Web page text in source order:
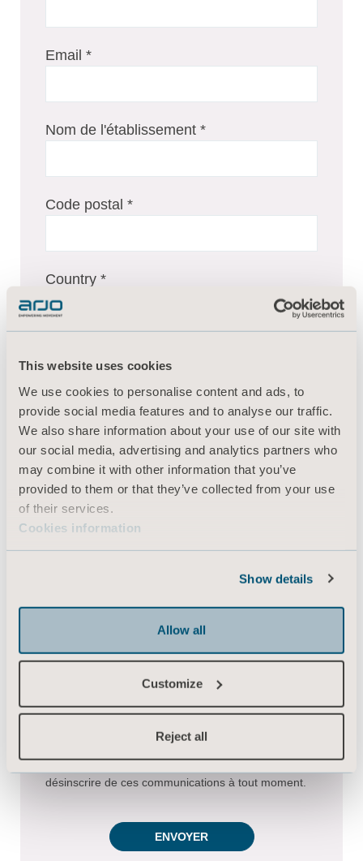
This website uses cookies
We use cookies to personalise content and ads, to
provide social media features and to analyse our traffic.
We also share information about your use of our site with
our social media, advertising and analytics partners who
may combine it with other information that you’ve
provided to them or that they’ve collected from your use
of their services.
Cookies information
Show details
Allow all
Customize
Reject all
Email *
Nom de l'établissement *
Code postal *
Country *
Saisissez votre message ici *
Politique de confidentialité. J’accepte de recevoir des
informations par e-mail en réponse à ma demande
actuelle.
Communication Arjo
J'accepte de recevoir régulièrement des
communications d'Arjo par e-mail. Vous pouvez vous
désinscrire de ces communications à tout moment.